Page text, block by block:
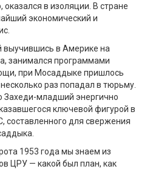
оказался в изоляции. В стране
экономический и
выучившись в Америке на
занимался программами
при Мосаддыке пришлось
раз попадал в тюрьму.
Захеди-младший энергично
ключевой фигурой в
составленного для свержения
1953 года мы знаем из
ЦРУ — какой был план, как